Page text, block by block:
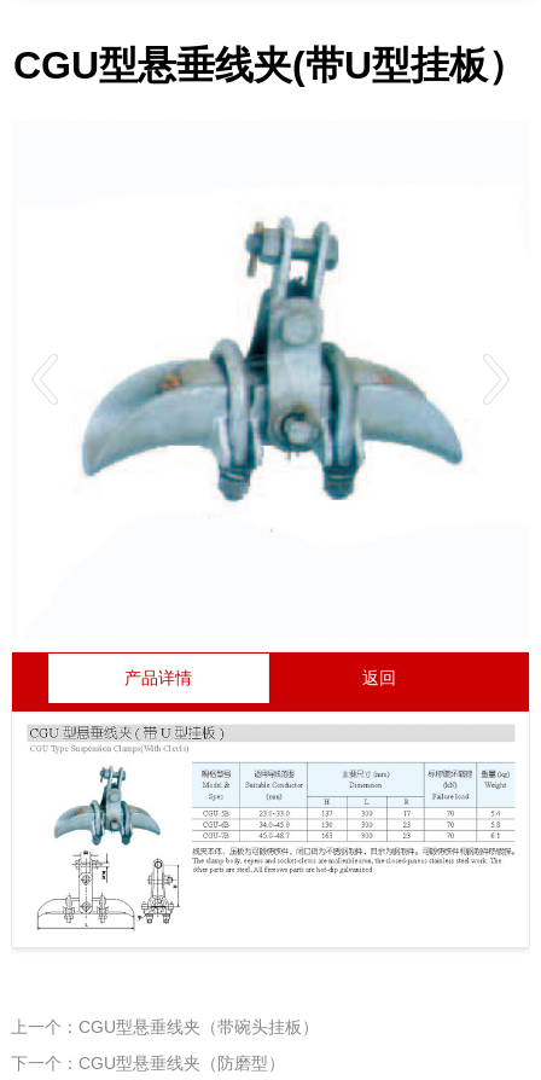
CGU型悬垂线夹(带U型挂板）
产品详情 返回
上一个：CGU型悬垂线夹（带碗头挂板）
下一个：CGU型悬垂线夹（防磨型）